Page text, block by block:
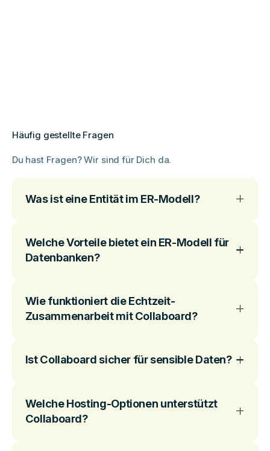
Häufig gestellte Fragen
Du hast Fragen? Wir sind für Dich da.
Was ist eine Entität im ER-Modell?
Welche Vorteile bietet ein ER-Modell für
Datenbanken?
Wie funktioniert die Echtzeit-
Zusammenarbeit mit Collaboard?
Ist Collaboard sicher für sensible Daten?
Welche Hosting-Optionen unterstützt
Collaboard?